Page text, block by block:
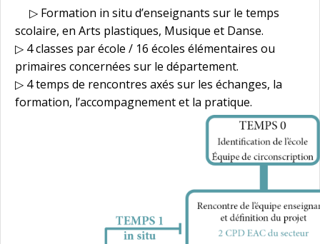
▷ Formation in situ d’enseignants sur le temps
scolaire, en Arts plastiques, Musique et Danse.
▷ 4 classes par école / 16 écoles élémentaires ou
primaires concernées sur le département.
▷ 4 temps de rencontres axés sur les échanges, la
formation, l’accompagnement et la pratique.